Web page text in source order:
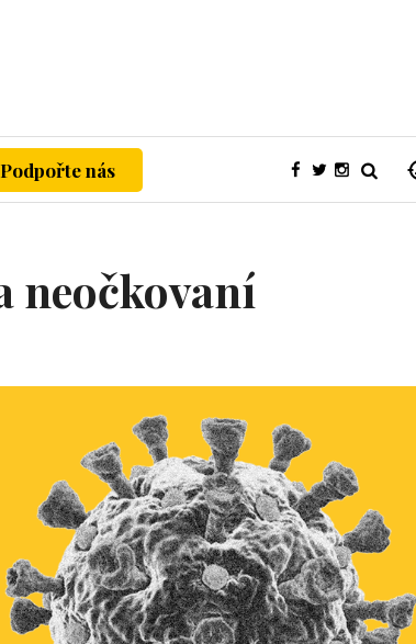
Podpořte nás
neočkovaní